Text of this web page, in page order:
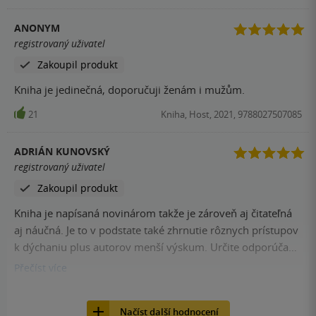
kvality života týče. Já už koupil aspoň deset výtisků a
dávám to těm na kterých mi záleží. Upřímně doporučuji
všem, poněvadž ani lékaři netuší jak je důležité správně
dýchat a hlavně co se stane pokud budeme dýchat
převážně ústy. Spisovatel James Nestor této publikace má
mé plné uznání a odvedl perfektní práci!!!
ANONYM
registrovaný uživatel
Zakoupil produkt
Kniha je jedinečná, doporučuji ženám i mužům.
21 Kniha, Host, 2021, 9788027507085
ADRIÁN KUNOVSKÝ
registrovaný uživatel
Zakoupil produkt
Kniha je napísaná novinárom takže je zároveň aj čitateľná
aj náučná. Je to v podstate také zhrnutie rôznych prístupov
k dýchaniu plus autorov menší výskum. Určite odporúčam
každému, kto sa o dýchanie aspoň trošku záujma.
Přečíst
Načíst další hodnocení